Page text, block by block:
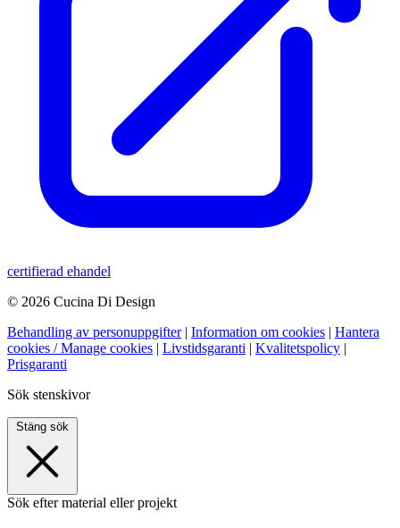
certifierad ehandel
© 2026 Cucina Di Design
Behandling av personuppgifter | Information om cookies | Hantera
cookies / Manage cookies | Livstidsgaranti | Kvalitetspolicy |
Prisgaranti
Sök stenskivor
Stäng sök
Sök efter material eller projekt